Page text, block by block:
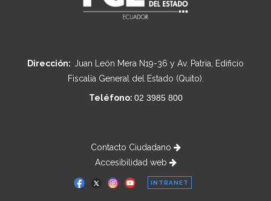
Dirección: Juan León Mera N19-36 y Av. Patria, Edificio
Fiscalía General del Estado (Quito).
Teléfono: 02 3985 800
Contacto Ciudadano
Accesibilidad web
INTRANET